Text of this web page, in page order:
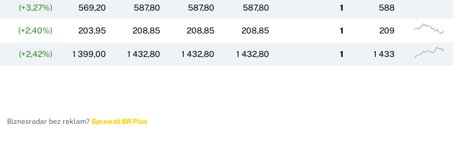
(+3,27%) 569,20 587,80 587,80 587,80 1 588
(+2,40%) 203,95 208,85 208,85 208,85 1 209
(+2,42%) 1 399,00 1 432,80 1 432,80 1 432,80 1 1 433
Biznesradar bez reklam? Sprawdź BR Plus